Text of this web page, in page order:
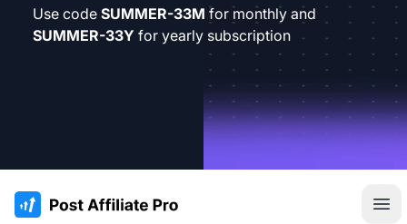
Use code SUMMER-33M for monthly and
SUMMER-33Y for yearly subscription
:site.title